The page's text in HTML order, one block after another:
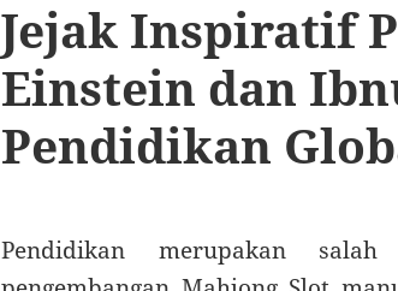
Jejak Inspiratif
Einstein dan
Pendidikan
Pendidikan merupakan